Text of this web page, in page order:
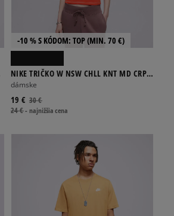
-10 % S KÓDOM: TOP (MIN. 70 €)
NIKE TRIČKO W NSW CHLL KNT MD CRP
GLS
dámske
30 €
19 €
24 €-najnižšia cena